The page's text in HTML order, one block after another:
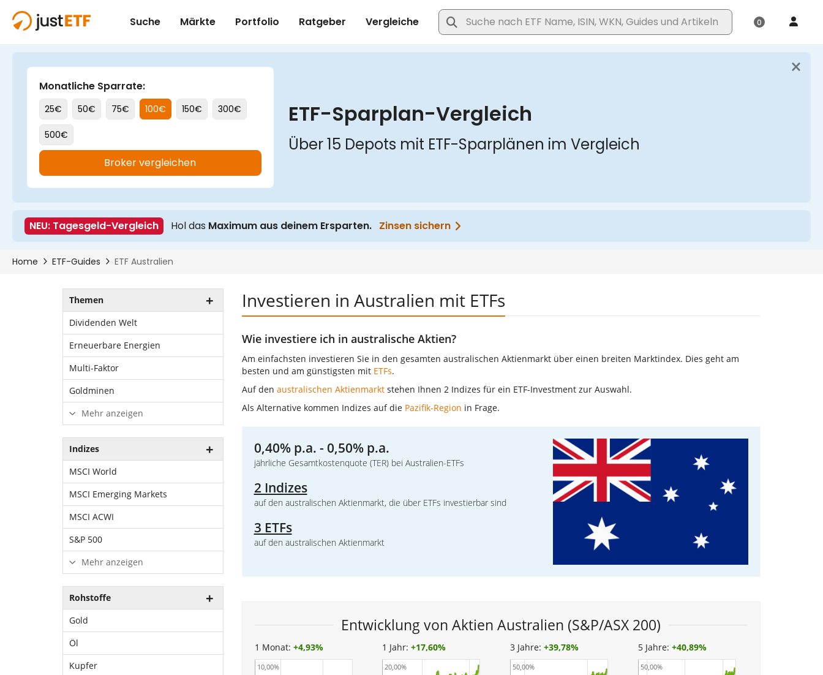
Investieren in Australien mit ETFs
Wie investiere ich in australische Aktien?
Am einfachsten investieren Sie in den gesamten australischen Aktienmarkt über einen breiten Marktindex. Dies geht am
besten und am günstigsten mit ETFs.
Auf den australischen Aktienmarktstehen Ihnen 2 Indizes für ein ETF-Investment zur Auswahl.
Als Alternative kommen Indizes auf die Pazifik-Region in Frage.
0,40% p.a. - 0,50% p.a.
jährliche Gesamtkostenquote (TER) bei Australien-ETFs
2 Indizes
auf den australischen Aktienmarkt, die über ETFs investierbar sind
3 ETFs
auf den australischen Aktienmarkt
Entwicklung von Aktien Australien (S&P/ASX 200)
1 Monat: +4,93%
10,00%
1 Jahr:+17,60%
20,00%
3 Jahre:+39,78%
50,00%
5 Jahre:+40,89%
50,00%
Themen
Dividenden Welt
Erneuerbare Energien
Multi-Faktor
Goldminen
Mehr anzeigen
Indizes
MSCI World
MSCI Emerging Markets
MSCI ACWI
S&P 500
Mehr anzeigen
Rohstoffe
Gold
Öl
Kupfer